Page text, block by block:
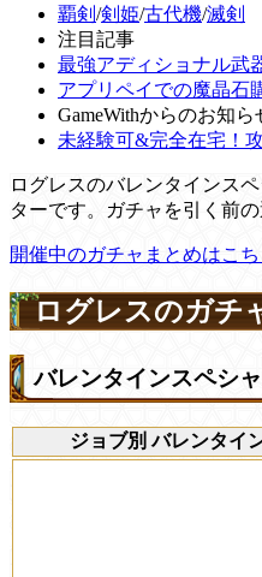
覇剣 /剣姫/古代機/滅剣
注目記事
最強アディショナル武
アプリペイでの魔晶石
GameWithからのお知ら
未経験可&完全在宅！
ログレスのバレンタインス
ターです。ガチャを引く前
開催中のガチャまとめはこち
ログレスのガチ
バレンタインスペシ
ジョブ別 バレンタイ